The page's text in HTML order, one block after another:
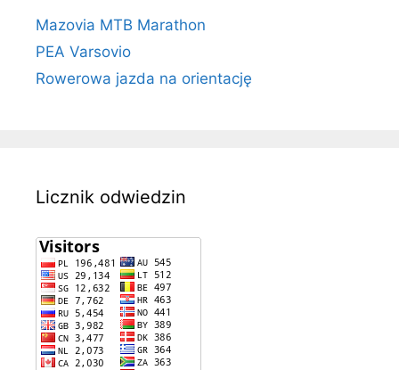
Mazovia MTB Marathon
PEA Varsovio
Rowerowa jazda na orientację
Licznik odwiedzin